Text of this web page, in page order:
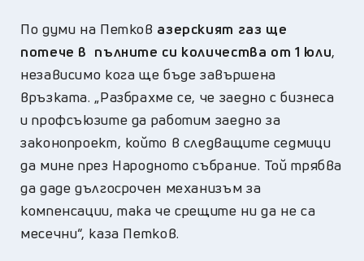
По думи на Петков азерският газ ще
потече в пълните си количества от 1 юли,
независимо кога ще бъде завършена
връзката. „Разбрахме се, че заедно с бизнеса
и профсъюзите да работим заедно за
законопроект, който в следващите седмици
да мине през Народното събрание. Той трябва
да даде дългосрочен механизъм за
компенсации, така че срещите ни да не са
месечни“, каза Петков.